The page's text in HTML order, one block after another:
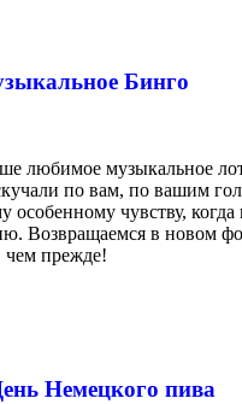
Бинго
любимое музыкальное
по вам, по вашим
особенному чувству, когда
Возвращаемся в новом
чем прежде!
Немецкого пива